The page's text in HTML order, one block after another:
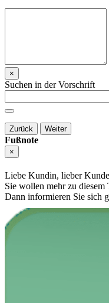
×
Suchen in der Vorschrift
Zurück Weiter
Fußnote
×
Liebe Kundin, lieber
Sie wollen mehr zu diesem
Dann informieren Sie sich